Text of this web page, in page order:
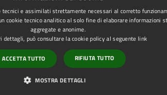
Copyright © 2026 •
e assimilati strettamente necessari al corretto
cookie tecnico analitico al solo fine di elaborare informazioni
aggregate e anonime.
dettagli, può consultare la cookie policy al seguente link
ACCETTA TUTTO RIFIUTA TUTTO
MOSTRA DETTAGLI